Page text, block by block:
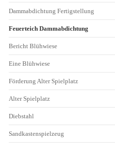
Dammabdichtung Fertigstellung
Feuerteich Dammabdichtung
Bericht Blühwiese
Eine Blühwiese
Förderung Alter Spielplatz
Alter Spielplatz
Diebstahl
Sandkastenspielzeug